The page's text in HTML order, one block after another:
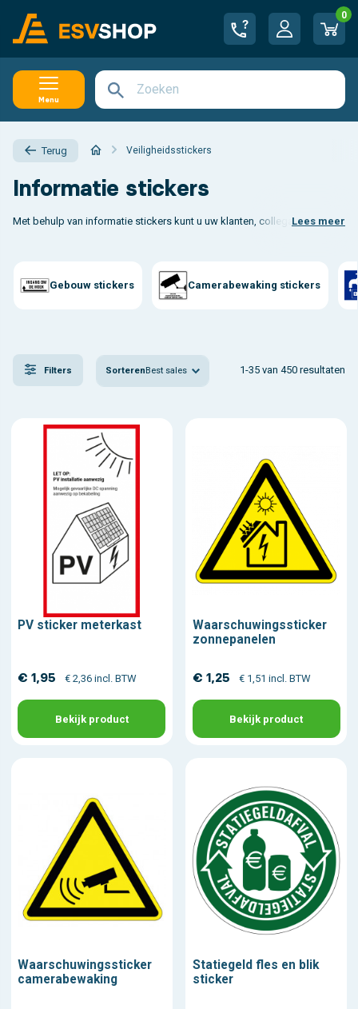
0
Menu
Terug Veiligheidsstickers
Informatie stickers
Met behulp van informatie stickers kunt u uw klanten, collega’s enLees meer
Gebouw stickers Camerabewaking stickers
Filters SorterenBest sales 1-35 van 450 resultaten
PV sticker meterkast
€ 1,95 € 2,36 incl. BTW
Bekijk product
Waarschuwingssticker
zonnepanelen
€ 1,25 € 1,51 incl. BTW
Bekijk product
Waarschuwingssticker
camerabewaking
Statiegeld fles en blik
sticker